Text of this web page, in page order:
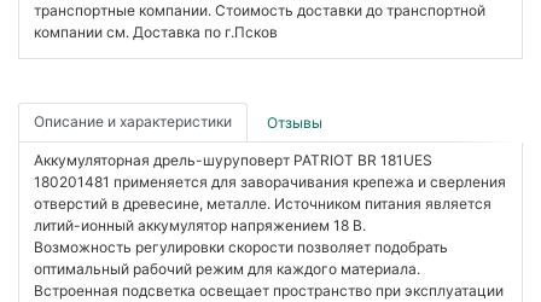
транспортные компании. Стоимость доставки до транспортной
компании см. Доставка по г.Псков
Описание и характеристики Отзывы
Аккумуляторная дрель-шуруповерт PATRIOT BR 181UES
180201481 применяется для заворачивания крепежа и сверления
отверстий в древесине, металле. Источником питания является
литий-ионный аккумулятор напряжением 18 В.
Возможность регулировки скорости позволяет подобрать
оптимальный рабочий режим для каждого материала.
Встроенная подсветка освещает пространство при эксплуатации